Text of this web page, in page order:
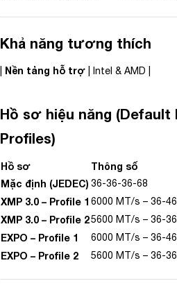
Khả năng tương thích
Nền tảng hỗ trợ| Intel & AMD |
Hồ sơ hiệu năng (Default
Profiles)
Hồ sơ
Thông số
Mặc định (JEDEC) 36-36-36-68
XMP 3.0 – Profile 1 6000 MT/s – 36-
XMP 3.0 – Profile 25600 MT/s – 36-
EXPO – Profile 1 6000 MT/s – 36-
EXPO – Profile 2 5600 MT/s – 36-